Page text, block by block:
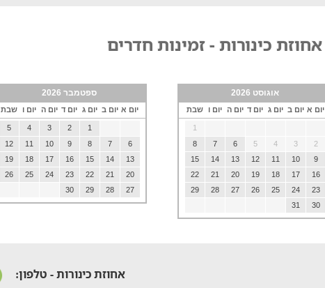
אחוזת כינורות - זמינות חדרים
אוגוסט 2026
יום א יום ב יום ג יום ד יום ה יום ו שבת
1
2
3
4
5
6
7
8
9
10
11
12
13
14
15
16
17
18
19
20
21
22
23
24
25
26
27
28
29
30
31
ספטמבר 2026
יום א יום ב יום ג יום ד יום ה יום ו שבת
1
2
3
4
5
6
7
8
9
10
11
12
13
14
15
16
17
18
19
20
21
22
23
24
25
26
27
28
29
30
אחוזת כינורות - טלפון: